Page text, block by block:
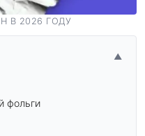
В 2026 ГОДУ
▲
фольги